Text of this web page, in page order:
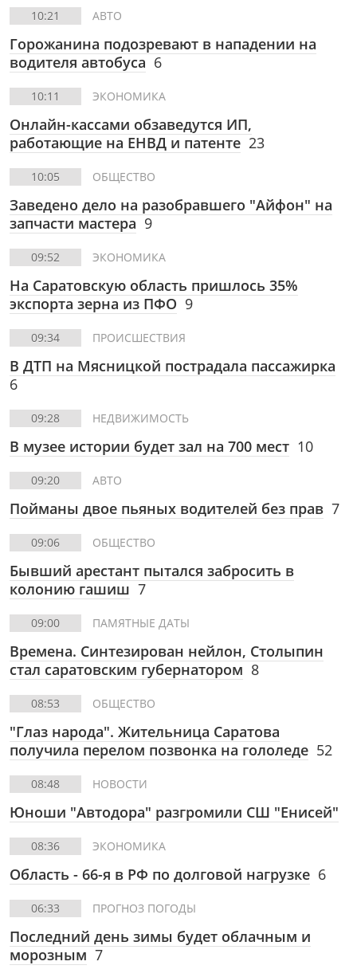
10:21 АВТО
Горожанина подозревают в нападении на
водителя автобуса 6
10:11 ЭКОНОМИКА
Онлайн-кассами обзаведутся ИП,
работающие на ЕНВД и патенте 23
10:05 ОБЩЕСТВО
Заведено дело на разобравшего "Айфон" на
запчасти мастера 9
09:52 ЭКОНОМИКА
На Саратовскую область пришлось 35%
экспорта зерна из ПФО 9
09:34 ПРОИСШЕСТВИЯ
В ДТП на Мясницкой пострадала пассажирка
6
09:28 НЕДВИЖИМОСТЬ
В музее истории будет зал на 700 мест 10
09:20 АВТО
Пойманы двое пьяных водителей без прав 7
09:06 ОБЩЕСТВО
Бывший арестант пытался забросить в
колонию гашиш 7
09:00 ПАМЯТНЫЕ ДАТЫ
Времена. Синтезирован нейлон, Столыпин
стал саратовским губернатором 8
08:53 ОБЩЕСТВО
"Глаз народа". Жительница Саратова
получила перелом позвонка на гололеде 52
08:48 НОВОСТИ
Юноши "Автодора" разгромили СШ "Енисей"
08:36 ЭКОНОМИКА
Область - 66-я в РФ по долговой нагрузке 6
06:33 ПРОГНОЗ ПОГОДЫ
Последний день зимы будет облачным и
морозным 7